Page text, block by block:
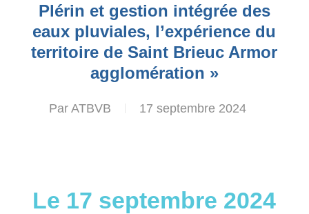
Plérin et gestion intégrée des
eaux pluviales, l’expérience du
territoire de Saint Brieuc Armor
agglomération »
Par ATBVB 17 septembre 2024
Le 17 septembre 2024